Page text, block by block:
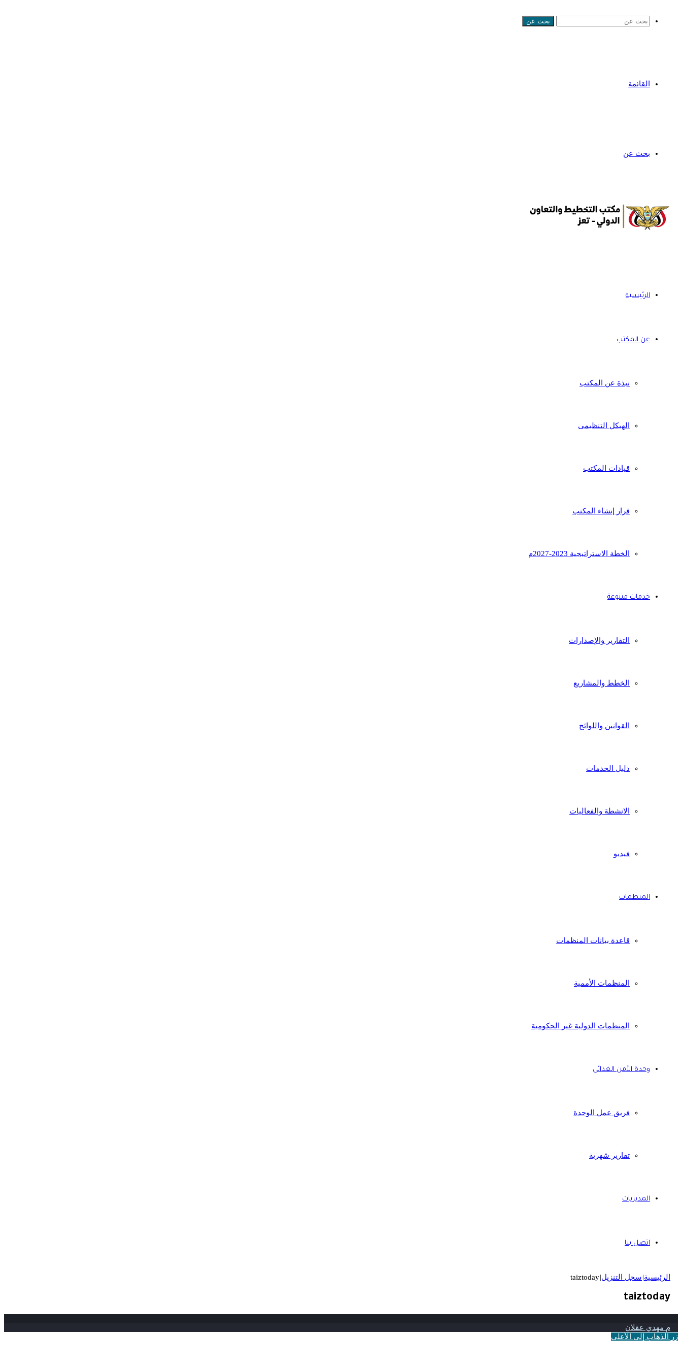
بحث عن
القائمة
بحث عن
الرئيسية
عن المكتب
نبذة عن المكتب
الهيكل التنظيمى
قيادات المكتب
قرار إنشاء المكتب
الخطة الاستراتيجية 2023-2027م
خدمات متنوعة
التقارير والإصدارات
الخطط والمشاريع
القوانين واللوائح
دليل الخدمات
الانشطة والفعاليات
فيديو
المنظمات
قاعدة بيانات المنظمات
المنظمات الأممية
المنظمات الدولية غير الحكومية
وحدة الأمن الغذائي
فريق عمل الوحدة
تقارير شهرية
المديريات
اتصل بنا
الرئيسية|سجل التنزيل|
taiztoday
taiztoday
م مهدي عقلان
زر الذهاب إلى الأعلى